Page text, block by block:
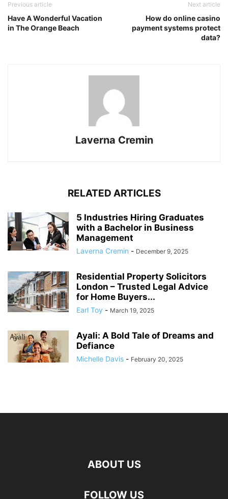
Previous article
Have A Wonderful Vacation
in The Orange Beach
Next article
How do online casino
payment systems protect
data?
Laverna Cremin
RELATED ARTICLES
5 Industries Hiring Graduates
with a Bachelor in Business
Management
Laverna Cremin - December 9, 2025
Residential Property Solicitors
London – Trusted Legal Advice
for Home Buyers...
Earl Toy - March 19, 2025
Ayali: A Bold Tale of Dreams and
Defiance
Michelle Davis - February 20, 2025
ABOUT US
FOLLOW US